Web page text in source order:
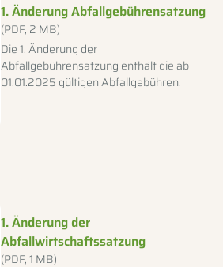
1. Änderung Abfallgebührensatzung
Dateityp: PDF, Dateigröße: 2 MB
(PDF, 2 MB)
Die 1. Änderung der
Abfallgebührensatzung enthält die ab
01.01.2025 gültigen Abfallgebühren.
1. Änderung der
Abfallwirtschaftssatzung
Dateityp: PDF, Dateigröße: 1 MB
(PDF, 1 MB)